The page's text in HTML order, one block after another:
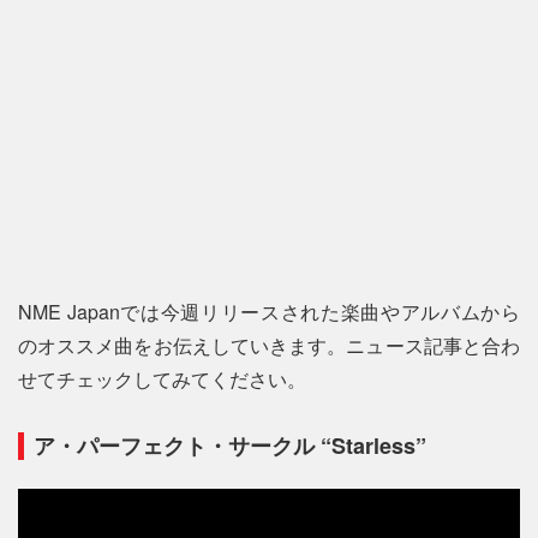
NME Japanでは今週リリースされた楽曲やアルバムから
のオススメ曲をお伝えしていきます。ニュース記事と合わ
せてチェックしてみてください。
ア・パーフェクト・サークル “Starless”